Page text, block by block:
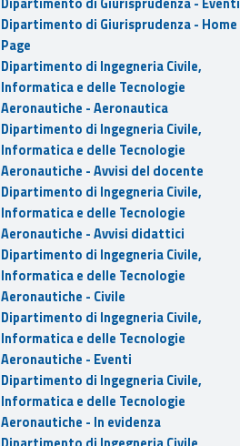
Dipartimento di Giurisprudenza - Home
Page
Dipartimento di Ingegneria Civile,
Informatica e delle Tecnologie
Aeronautiche - Aeronautica
Dipartimento di Ingegneria Civile,
Informatica e delle Tecnologie
Aeronautiche - Avvisi del docente
Dipartimento di Ingegneria Civile,
Informatica e delle Tecnologie
Aeronautiche - Avvisi didattici
Dipartimento di Ingegneria Civile,
Informatica e delle Tecnologie
Aeronautiche - Civile
Dipartimento di Ingegneria Civile,
Informatica e delle Tecnologie
Aeronautiche - Eventi
Dipartimento di Ingegneria Civile,
Informatica e delle Tecnologie
Aeronautiche - In evidenza